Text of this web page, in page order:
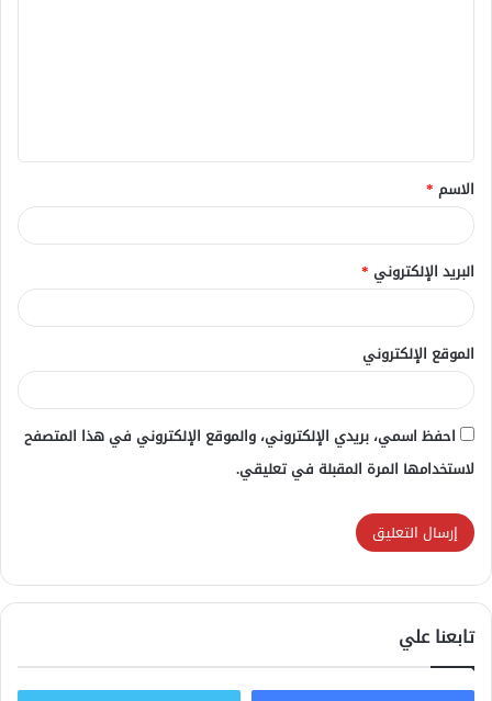
ق
*
الاسم *
البريد الإلكتروني *
الموقع الإلكتروني
احفظ اسمي، بريدي الإلكتروني، والموقع الإلكتروني في هذا المتصفح
لاستخدامها المرة المقبلة في تعليقي.
تابعنا علي